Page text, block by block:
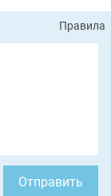
Правила
Отправить